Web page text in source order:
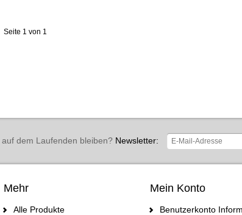
Seite 1 von 1
dem Laufenden bleiben?Newsletter:
Mehr
Alle Produkte
Mein Konto
Benutzerkonto